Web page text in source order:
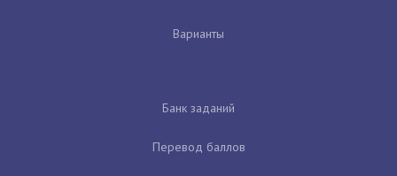
Варианты
Банк заданий
Перевод баллов